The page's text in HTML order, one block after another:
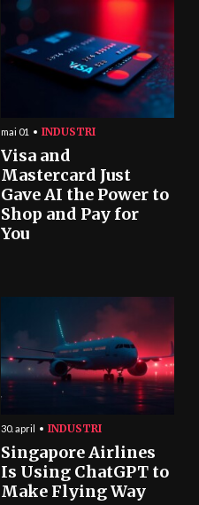
mai 01 INDUSTRI
Visa and
Mastercard Just
Gave AI the Power to
Shop and Pay for
You
30. april INDUSTRI
Singapore Airlines
Is Using ChatGPT to
Make Flying Way